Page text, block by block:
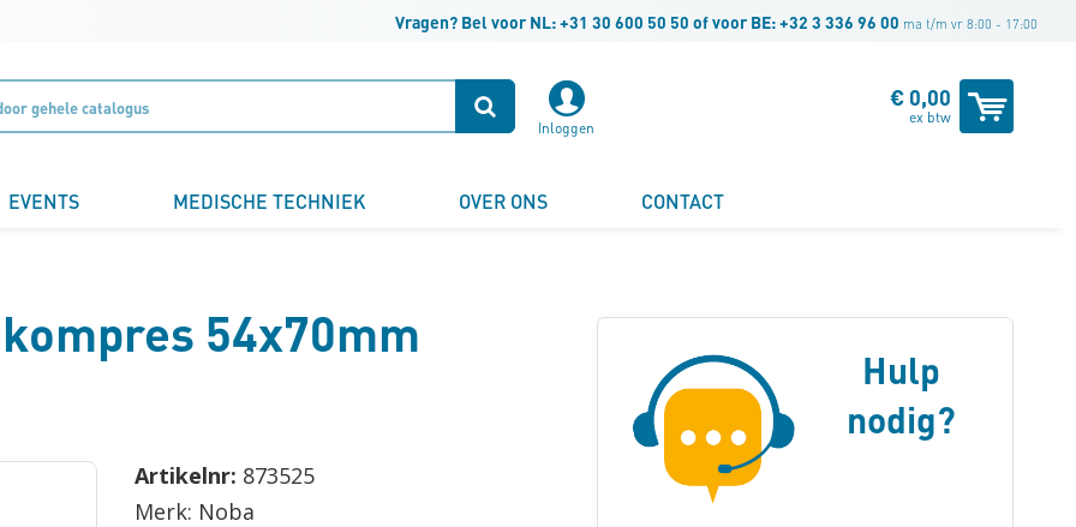
Vragen? Bel voor NL:+31 30 600 50 50 of voor BE:+32 3 336 96 00 ma t/m vr 8:00 - 17:00
Inloggen
€ 0,00
ex btw
Zoek
EVENTS MEDISCHE TECHNIEK OVER ONS CONTACT
Klantnummer
Telefoonnummer
54x70mm
Artikelnr: 873525
Merk: Noba
Hulp
nodig?